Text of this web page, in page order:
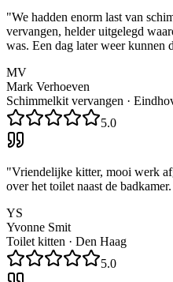
"We hadden enorm last van
vervangen, helder uitgelegd
was. Een dag later weer kunnen
MV
Mark Verhoeven
Schimmelkit vervangen ·
5.0
"Vriendelijke kitter, mooi werk
over het toilet naast de
YS
Yvonne Smit
Toilet kitten · Den Haag
5.0